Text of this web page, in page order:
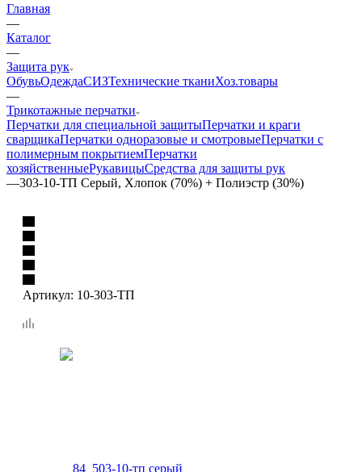
Главная
—
Каталог
—
Защита рук
ОбувьОдеждаСИЗТехнические тканиХоз.товары
—
Трикотажные перчатки
Перчатки для специальной защитыПерчатки и краги
сварщикаПерчатки одноразовые и смотровыеПерчатки с
полимерным покрытиемПерчатки
хозяйственныеРукавицыСредства для защиты рук
—303-10-ТП Серый, Хлопок (70%) + Полиэстр (30%)
Артикул: 10-303-ТП